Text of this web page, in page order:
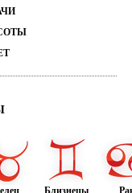
Близнецы